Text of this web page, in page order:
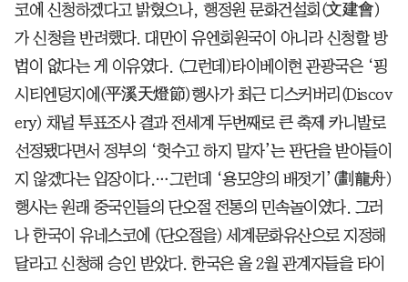
코에 신청하겠다고 밝혔으나, 행정원 문화건설회(文建會)
가 신청을 반려했다. 대만이 유엔회원국이 아니라 신청할 방
법이 없다는 게 이유였다. (그런데)타이베이현 관광국은 ‘핑
시티엔덩지에(平溪天燈節)행사가 최근 디스커버리(Discov
ery) 채널 투표조사 결과 전세계 두번째로 큰 축제 카니발로
선정됐다면서 정부의 ‘헛수고 하지 말자’는 판단을 받아들이
지 않겠다는 입장이다.…그런데 ‘용모양의 배젓기’(劃龍舟)
행사는 원래 중국인들의 단오절 전통의 민속놀이였다. 그러
나 한국이 유네스코에 (단오절을) 세계문화유산으로 지정해
달라고 신청해 승인 받았다. 한국은 올 2월 관계자들을 타이